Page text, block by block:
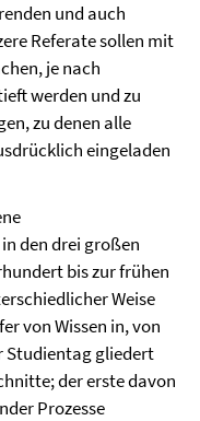
und auch
Referate sollen mit
je nach
werden und zu
zu denen alle
eingeladen
den drei großen
bis zur frühen
Weise
von Wissen in, von
Studientag gliedert
der erste davon
Prozesse